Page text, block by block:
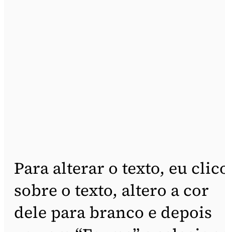
Para alterar o texto, eu
sobre o texto, altero a cor
dele para branco e depois